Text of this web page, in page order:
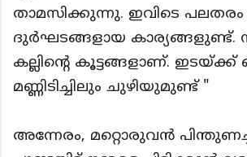
താമസിക്കുന്നു. ഇവിടെ പലതരം
ദുർഘടങ്ങളായ കാര്യങ്ങളുണ്ട്.
കല്ലിൻ്റെ കൂട്ടങ്ങളാണ്. ഇടയ്ക്ക്
മണ്ണിടിച്ചിലും ചുഴിയുമുണ്ട് "
അന്നേരം, മറ്റൊരുവൻ